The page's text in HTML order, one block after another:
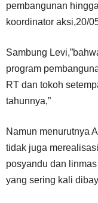
pembangunan
koordinator aksi,20/
Sambung
program
RT dan tokoh
tahunnya,”
Namun menurutnya
tidak juga
posyandu dan
yang sering kali